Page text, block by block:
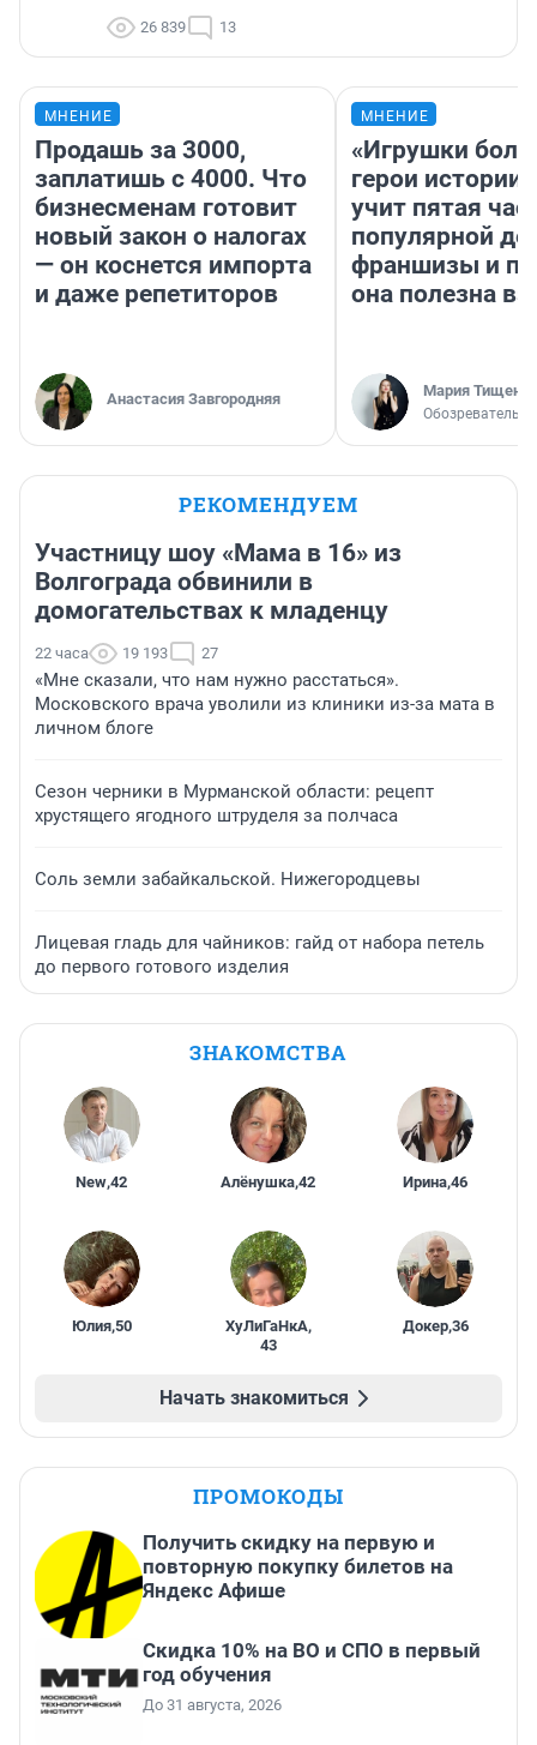
26 839 13
МНЕНИЕ
Продашь за 3000,
заплатишь с 4000. Что
бизнесменам готовит
новый закон о налогах
— он коснется импорта
и даже репетиторов
Анастасия Завгородняя
МНЕНИЕ
«Игрушки
герои
учит пятая
популярной
франшизы и
она полезна
Мария Тищенко
Обозреватель
РЕКОМЕНДУЕМ
Участницу шоу «Мама в 16» из
Волгограда обвинили в
домогательствах к младенцу
22 часа 19 193 27
«Мне сказали, что нам нужно расстаться».
Московского врача уволили из клиники из-за мата в
личном блоге
Сезон черники в Мурманской области: рецепт
хрустящего ягодного штруделя за полчаса
Соль земли забайкальской. Нижегородцевы
Лицевая гладь для чайников: гайд от набора петель
до первого готового изделия
ЗНАКОМСТВА
New,42 Алёнушка,42 Ирина,46
Юлия,50 ХуЛиГаНкА,
43
Докер,36
Начать знакомиться
ПРОМОКОДЫ
Получить скидку на первую и
повторную покупку билетов на
Яндекс Афише
Скидка 10% на ВО и СПО в первый
год обучения
До 31 августа, 2026